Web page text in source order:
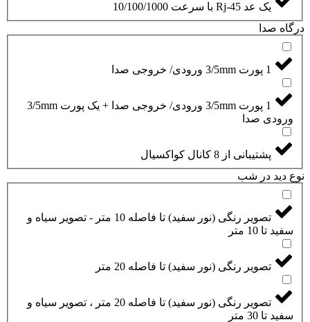
یک عد Rj-45 با سرعت 10/100/1000
درگاه صدا
1 پورت 3/5mm ورودی/ خروجی صدا
1 پورت 3/5mm ورودی/ خروجی صدا + یک پورت 3/5mm
ورودی صدا
پشتیبانی از 8 کانال کواکسیال
نوع دید در شب
تصویر رنگی (نور سفید) تا فاصله 10 متر - تصویر سیاه و
سفید تا 10 متر
تصویر رنگی (نور سفید) تا فاصله 20 متر
تصویر رنگی (نور سفید) تا فاصله 20 متر ، تصویر سیاه و
سفید تا 30 متر